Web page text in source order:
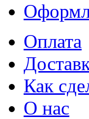
Оплата
Как
О нас